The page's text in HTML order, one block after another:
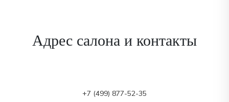
Адрес салона и контакты
+7 (499) 877-52-35